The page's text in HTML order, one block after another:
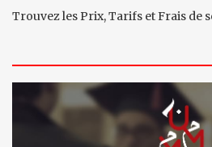
Trouvez les Prix, Tarifs et Frais de